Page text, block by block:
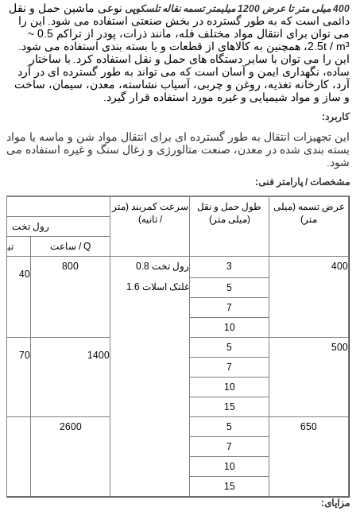
400 میلی متر تا عرض 1200 میلیمتر تسمه نقاله تلسکوپی
نوعی ماشین حمل و نقل
دائمی است که به طور گسترده در بخش صنعتی استفاده می شود.
این را
می توان برای انتقال مواد مختلف فله، مانند ذرات، پودر از تراکم 0.5 ~
2.5t / m³، همچنین به کالاهای از قطعات و یا بسته بندی استفاده می شود.
این را می توان با سایر دستگاه های حمل و نقل استفاده کرد.
با ساختار
ساده، نگهداری ایمن و آسان است که می تواند به طور گسترده ای در آرد
آرد، کارخانه تغذیه، روغن و چربی، آسیاب نشاسته، معدن، سیمان، ساخت
و ساز و مواد شیمیایی و غیره مورد استفاده قرار گیرد.
کاربرد:
این تجهیزات انتقال به طور گسترده ای برای انتقال مواد شن و ماسه یا مواد
بسته بندی شده در معدن، صنعت متالورژی و زغال سنگ و غیره استفاده می
شود.
مشخصات / پارامتر فنی:
عرض تسمه (میلی
متر)
طول حمل و نقل
(میلی متر)
سرعت کمربند (متر
/ ثانیه)
رول تخت
Q / ساعت
400
3
رول تخت 0.8
غلتک اسلات 1.6
800
40
5
7
10
500
5
1400
70
7
10
15
650
5
2600
7
10
15
مزایای: